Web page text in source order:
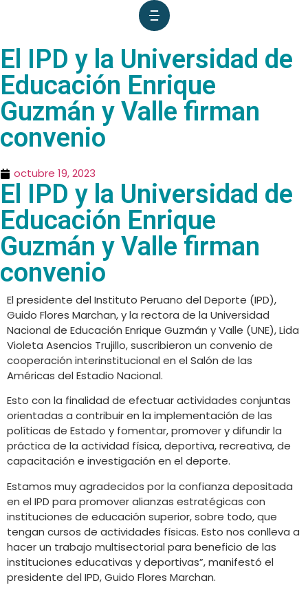
El IPD y la Universidad de
Educación Enrique
Guzmán y Valle firman
convenio
octubre 19, 2023
El IPD y la Universidad de
Educación Enrique
Guzmán y Valle firman
convenio
El presidente del Instituto Peruano del Deporte (IPD),
Guido Flores Marchan, y la rectora de la Universidad
Nacional de Educación Enrique Guzmán y Valle (UNE), Lida
Violeta Asencios Trujillo, suscribieron un convenio de
cooperación interinstitucional en el Salón de las
Américas del Estadio Nacional.
Esto con la finalidad de efectuar actividades conjuntas
orientadas a contribuir en la implementación de las
políticas de Estado y fomentar, promover y difundir la
práctica de la actividad física, deportiva, recreativa, de
capacitación e investigación en el deporte.
Estamos muy agradecidos por la confianza depositada
en el IPD para promover alianzas estratégicas con
instituciones de educación superior, sobre todo, que
tengan cursos de actividades físicas. Esto nos conlleva a
hacer un trabajo multisectorial para beneficio de las
instituciones educativas y deportivas”, manifestó el
presidente del IPD, Guido Flores Marchan.